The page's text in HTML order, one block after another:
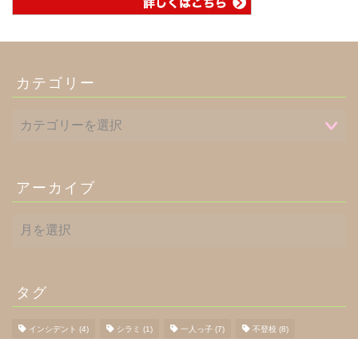
カテゴリー
アーカイブ
ー
ブ
タグ
インシデント (4) シラミ (1) 一人っ子 (7) 不登校 (8)